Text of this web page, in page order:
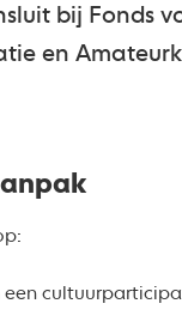
bij Fonds
en
een